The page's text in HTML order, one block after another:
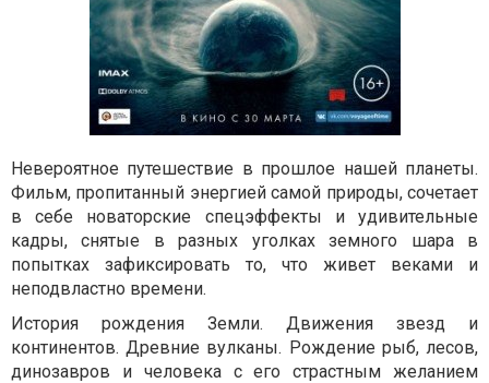
Невероятное путешествие в прошлое нашей планеты.
Фильм, пропитанный энергией самой природы, сочетает
в себе новаторские спецэффекты и удивительные
кадры, снятые в разных уголках земного шара в
попытках зафиксировать то, что живет веками и
неподвластно времени.
История рождения Земли. Движения звезд и
континентов. Древние вулканы. Рождение рыб, лесов,
динозавров и человека с его страстным желанием